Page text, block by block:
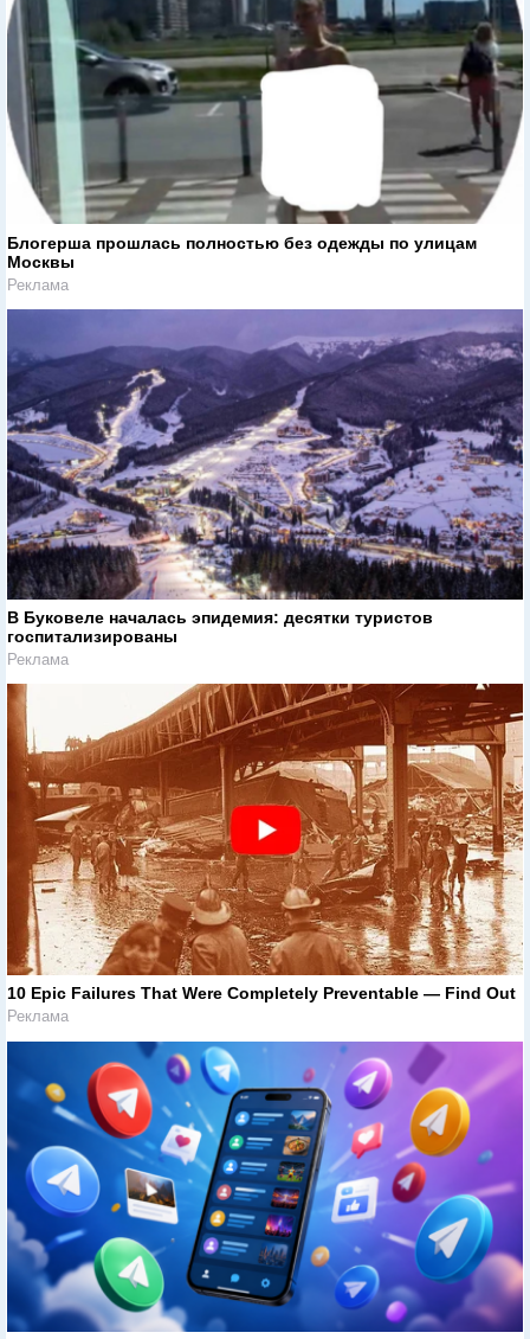
Блогерша прошлась полностью без одежды по улицам
Москвы
Реклама
В Буковеле началась эпидемия: десятки туристов
госпитализированы
Реклама
10 Epic Failures That Were Completely Preventable — Find Out
Реклама